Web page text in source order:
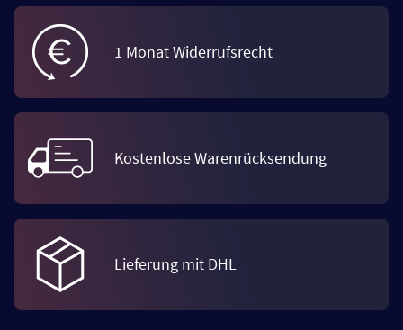
1 Monat Widerrufsrecht
Kostenlose Warenrücksendung
Lieferung mit DHL